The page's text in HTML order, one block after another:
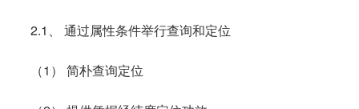
2.1、 通过属性条件举行查询和定位
（1） 简朴查询定位